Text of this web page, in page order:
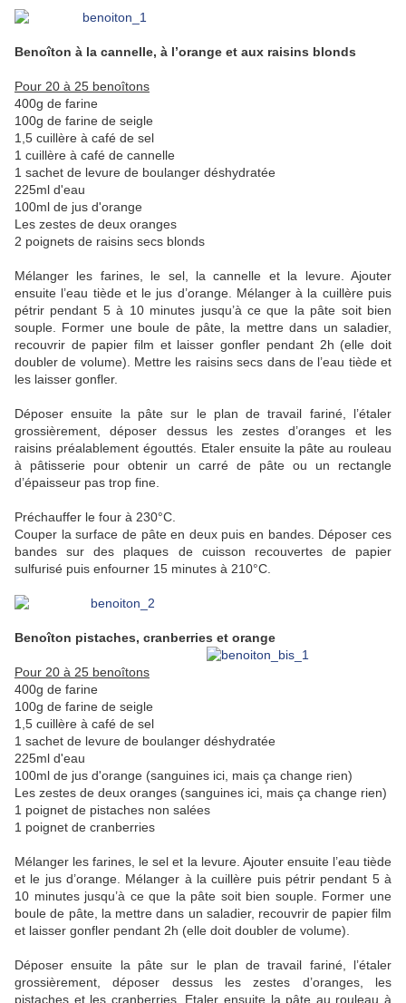
Benoîton à la cannelle, à l’orange et aux raisins blonds
Pour 20 à 25 benoîtons
400g de farine
100g de farine de seigle
1,5 cuillère à café de sel
1 cuillère à café de cannelle
1 sachet de levure de boulanger déshydratée
225ml d'eau
100ml de jus d'orange
Les zestes de deux oranges
2 poignets de raisins secs blonds
Mélanger les farines, le sel, la cannelle et la levure. Ajouter
ensuite l’eau tiède et le jus d’orange. Mélanger à la cuillère puis
pétrir pendant 5 à 10 minutes jusqu’à ce que la pâte soit bien
souple. Former une boule de pâte, la mettre dans un saladier,
recouvrir de papier film et laisser gonfler pendant 2h (elle doit
doubler de volume). Mettre les raisins secs dans de l’eau tiède et
les laisser gonfler.
Déposer ensuite la pâte sur le plan de travail fariné, l’étaler
grossièrement, déposer dessus les zestes d’oranges et les
raisins préalablement égouttés. Etaler ensuite la pâte au rouleau
à pâtisserie pour obtenir un carré de pâte ou un rectangle
d’épaisseur pas trop fine.
Préchauffer le four à 230°C.
Couper la surface de pâte en deux puis en bandes. Déposer ces
bandes sur des plaques de cuisson recouvertes de papier
sulfurisé puis enfourner 15 minutes à 210°C.
Benoîton pistaches, cranberries et orange
Pour 20 à 25 benoîtons
400g de farine
100g de farine de seigle
1,5 cuillère à café de sel
1 sachet de levure de boulanger déshydratée
225ml d'eau
100ml de jus d'orange (sanguines ici, mais ça change rien)
Les zestes de deux oranges (sanguines ici, mais ça change rien)
1 poignet de pistaches non salées
1 poignet de cranberries
Mélanger les farines, le sel et la levure. Ajouter ensuite l’eau tiède
et le jus d’orange. Mélanger à la cuillère puis pétrir pendant 5 à
10 minutes jusqu’à ce que la pâte soit bien souple. Former une
boule de pâte, la mettre dans un saladier, recouvrir de papier film
et laisser gonfler pendant 2h (elle doit doubler de volume).
Déposer ensuite la pâte sur le plan de travail fariné, l’étaler
grossièrement, déposer dessus les zestes d’oranges, les
pistaches et les cranberries. Etaler ensuite la pâte au rouleau à